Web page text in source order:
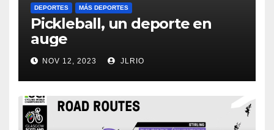
DEPORTES MÁS DEPORTES
Pickleball, un deporte en
auge
NOV 12, 2023 JLRIO